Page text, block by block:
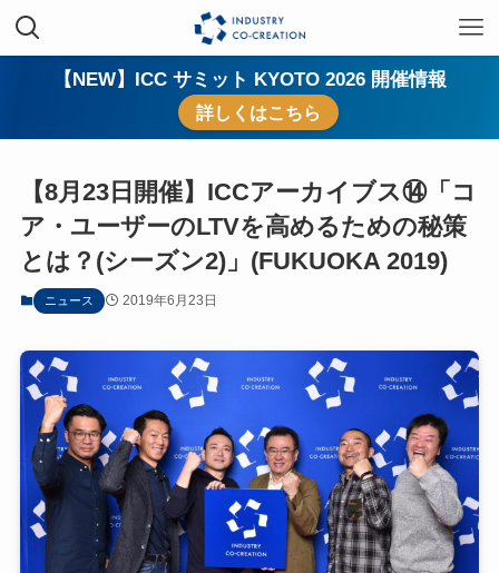
【NEW】ICC サミット KYOTO 2026 開催情報
詳しくはこちら
【8月23日開催】ICCアーカイブス⑭「コ
ア・ユーザーのLTVを高めるための秘策
とは？(シーズン2)」(FUKUOKA 2019)
ニュース 2019年6月23日